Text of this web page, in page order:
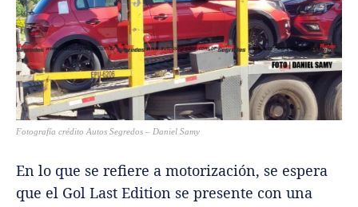
Fotografía crédito Autos Segredos – Daniel Samy
En lo que se refiere a motorización, se espera
que el Gol Last Edition se presente con una